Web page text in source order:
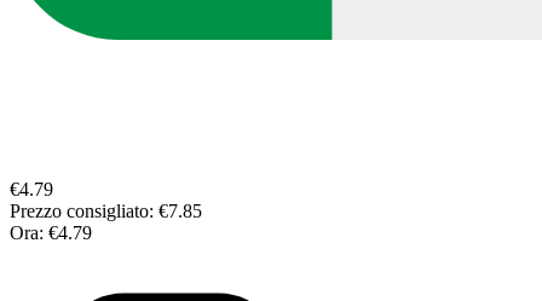
€4.79
Prezzo consigliato: €7.85
Ora: €4.79